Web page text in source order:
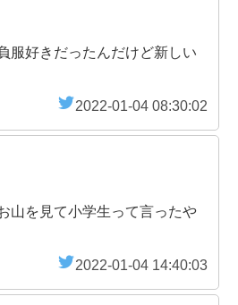
服好きだったんだけど新しい
2022-01-04 08:30:02
山を見て小学生って言ったや
2022-01-04 14:40:03